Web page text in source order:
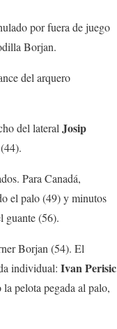
por fuera de juego
Borjan.
del arquero
del lateral Josip
Para Canadá,
el palo (49) y minutos
guante (56).
Borjan (54). El
individual: Ivan Perisic
pelota pegada al palo,